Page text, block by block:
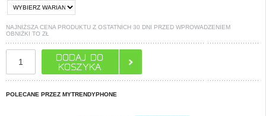
NAJNIŻSZA CENA PRODUKTU Z OSTATNICH 30 DNI PRZED WPROWADZENIEM
OBNIŻKI TO ZŁ
POLECANE PRZEZ MYTRENDYPHONE